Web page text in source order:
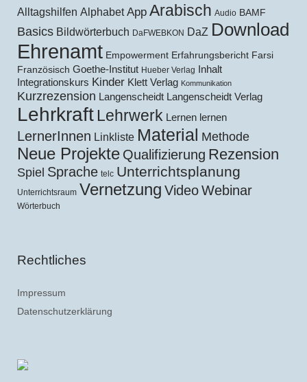
Alltagshilfen Alphabet App Arabisch Audio BAMF
Basics Bildwörterbuch DaFWEBKON DaZ Download
Ehrenamt Empowerment Erfahrungsbericht Farsi
Französisch Goethe-Institut Hueber Verlag Inhalt
Integrationskurs Kinder Klett Verlag Kommunikation
Kurzrezension Langenscheidt Langenscheidt Verlag
Lehrkraft Lehrwerk Lernen lernen
LernerInnen Linkliste Material Methode
Neue Projekte Qualifizierung Rezension
Spiel Sprache telc Unterrichtsplanung
Unterrichtsraum Vernetzung VideoWebinar
Wörterbuch
Rechtliches
Impressum
Datenschutzerklärung